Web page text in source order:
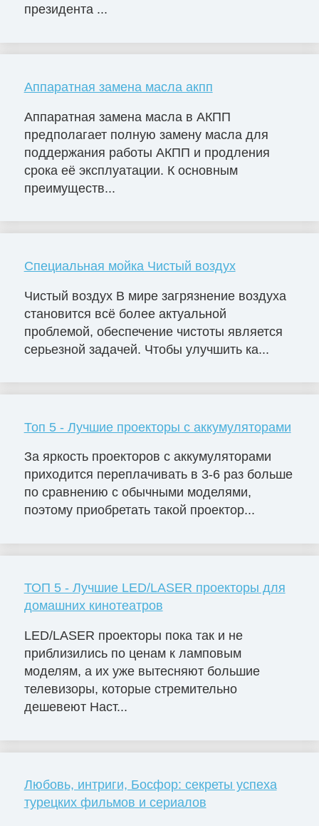
президента ...
Аппаратная замена масла акпп
Аппаратная замена масла в АКПП
предполагает полную замену масла для
поддержания работы АКПП и продления
срока её эксплуатации. К основным
преимуществ...
Специальная мойка Чистый воздух
Чистый воздух В мире загрязнение воздуха
становится всё более актуальной
проблемой, обеспечение чистоты является
серьезной задачей. Чтобы улучшить ка...
Топ 5 - Лучшие проекторы с аккумуляторами
За яркость проекторов с аккумуляторами
приходится переплачивать в 3-6 раз больше
по сравнению с обычными моделями,
поэтому приобретать такой проектор...
ТОП 5 - Лучшие LED/LASER проекторы для
домашних кинотеатров
LED/LASER проекторы пока так и не
приблизились по ценам к ламповым
моделям, а их уже вытесняют большие
телевизоры, которые стремительно
дешевеют Наст...
Любовь, интриги, Босфор: секреты успеха
турецких фильмов и сериалов